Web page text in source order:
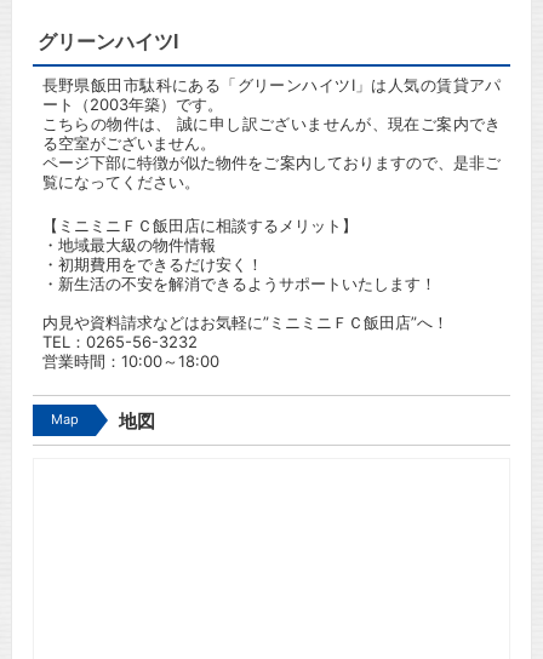
グリーンハイツI
長野県飯田市駄科にある「グリーンハイツI」は人気の賃貸アパ
ート（2003年築）です。
こちらの物件は、 誠に申し訳ございませんが、現在ご案内でき
る空室がございません。
ページ下部に特徴が似た物件をご案内しておりますので、是非ご
覧になってください。
【ミニミニＦＣ飯田店に相談するメリット】
・地域最大級の物件情報
・初期費用をできるだけ安く！
・新生活の不安を解消できるようサポートいたします！
内見や資料請求などはお気軽に”ミニミニＦＣ飯田店”へ！
TEL： 0265-56-3232
営業時間：10:00～18:00
Map 地図